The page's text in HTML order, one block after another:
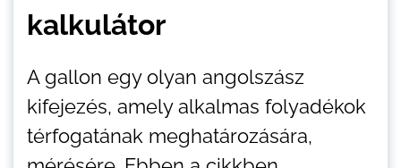
kalkulátor
A gallon egy olyan angolszász
kifejezés, amely alkalmas folyadékok
térfogatának meghatározására,